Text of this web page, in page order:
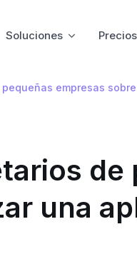
Soluciones Precios
empresas
una